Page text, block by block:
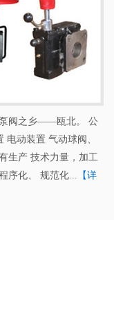
泵阀之乡——瓯北。 公
动装置 气动球阀、
生产 技术力量，加工
序化、 规范化...
【详